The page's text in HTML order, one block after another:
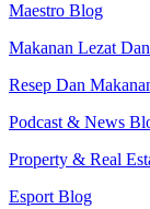
Maestro Blog
Makanan Lezat
Resep Dan
Podcast & News
Property & Real
Esport Blog